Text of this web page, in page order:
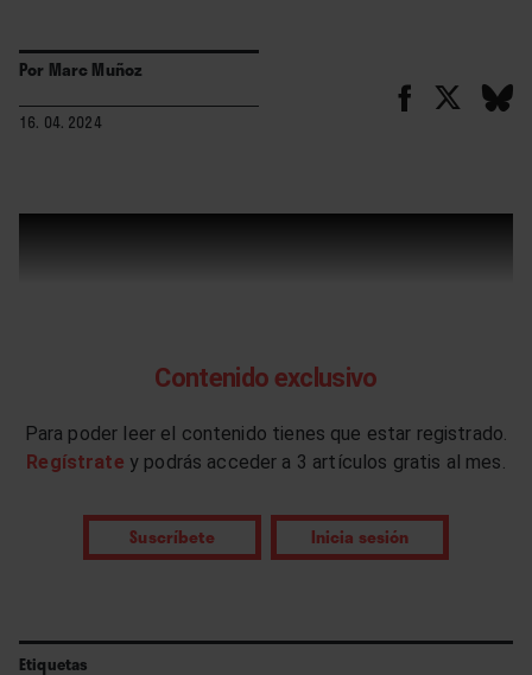
Por Marc Muñoz
16. 04. 2024
Contenido exclusivo
Para poder leer el contenido tienes que estar registrado.
Regístrate y podrás acceder a 3 artículos gratis al mes.
Suscríbete Inicia sesión
Etiquetas